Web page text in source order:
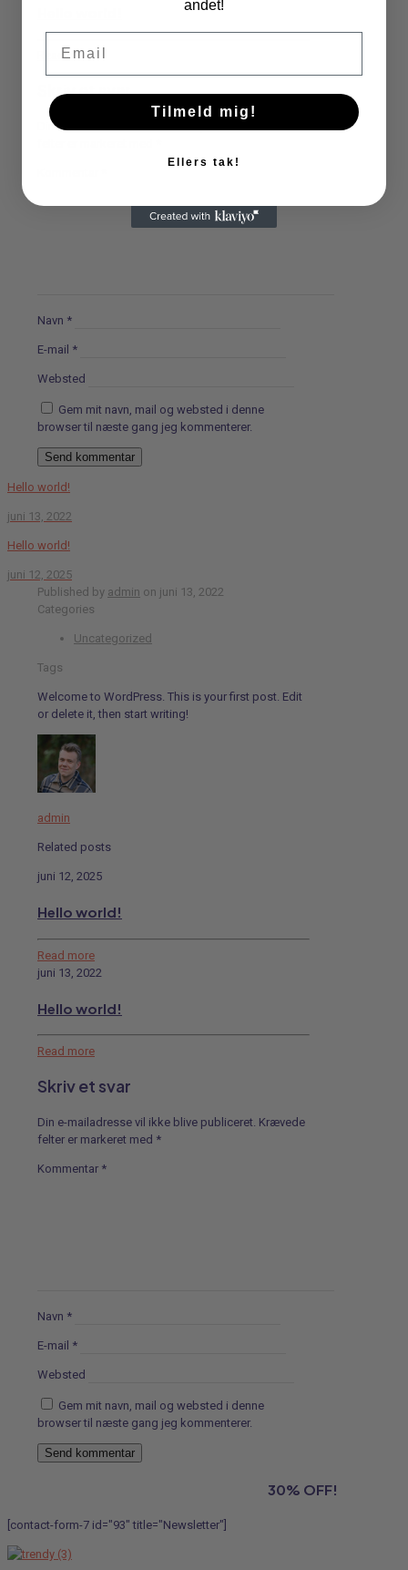
Read more
Skriv et svar
Din e-mailadresse vil ikke blive publiceret.
Navn *
E-mail *
Websted
Gem mit navn, mail og websted i denne
browser til næste gang jeg kommenterer.
Hello world!
juni 13, 2022
Hello world!
juni 12, 2025
Published by admin on juni 13, 2022
Categories
Uncategorized
Tags
Welcome to WordPress. This is your first post. Edit
or delete it, then start writing!
admin
Related posts
juni 12, 2025
Hello world!
Read more
juni 13, 2022
Hello world!
Read more
Skriv et svar
Din e-mailadresse vil ikke blive publiceret. Krævede
felter er markeret med *
Kommentar *
Navn *
E-mail *
Websted
Gem mit navn, mail og websted i denne
browser til næste gang jeg kommenterer.
30% OFF!
[contact-form-7 id="93" title="Newsletter"]
andet!
Tilmeld mig!
Ellers tak!